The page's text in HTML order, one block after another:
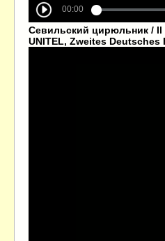
Севильский цирюльник / Il
UNITEL, Zweites Deutsches